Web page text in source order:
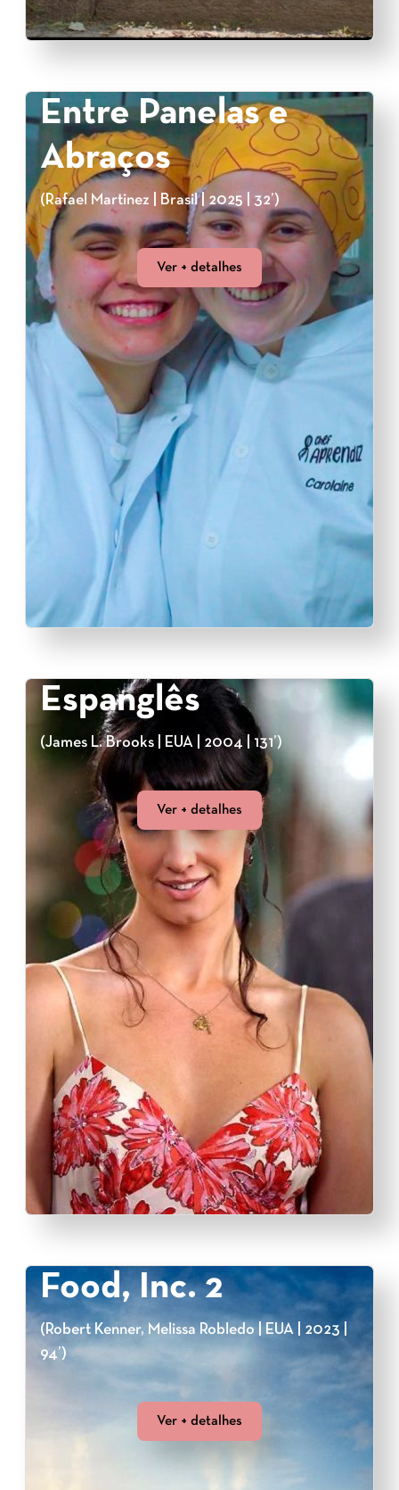
Entre Panelas e
Abraços
(Rafael Martinez | Brasil | 2025 | 32’)
Ver + detalhes
Espanglês
(James L. Brooks | EUA | 2004 | 131’)
Ver + detalhes
Food, Inc. 2
(Robert Kenner, Melissa Robledo | EUA | 2023 |
94’)
Ver + detalhes